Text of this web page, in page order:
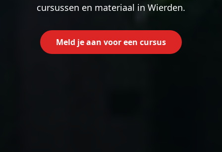
cursussen en materiaal in Wierden.
Meld je aan voor een cursus